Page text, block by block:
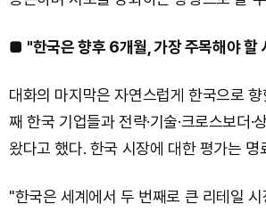
■ "한국은 향후 6개월, 가장 주목해야 할
대화의 마지막은 자연스럽게 한국으로
째 한국 기업들과 전략·기술·크로스보더·
왔다고 했다. 한국 시장에 대한 평가는 명
"한국은 세계에서 두 번째로 큰 리테일